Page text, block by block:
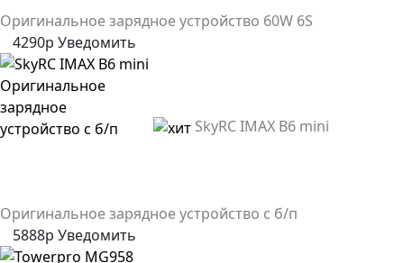
Оригинальное зарядное устройство 60W 6S
4290р Уведомить
SkyRC IMAX B6 mini
Оригинальное зарядное устройство с б/п
5888р Уведомить